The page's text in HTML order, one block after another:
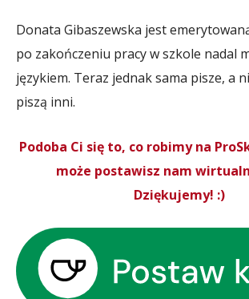
Donata Gibaszewska jest
po zakończeniu pracy w szkole nadal
językiem. Teraz jednak sama pisze, a
piszą inni.
Podoba Ci się to, co robimy na
może postawisz nam
Dziękujemy! :)